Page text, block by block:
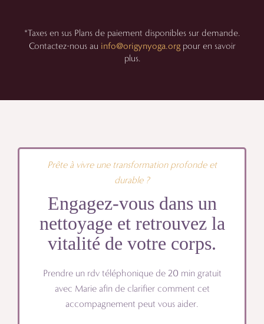
*Taxes en sus Plans de paiement disponibles sur demande.
Contactez-nous au info@origynyoga.orgpour en savoir
plus.
Prête à vivre une transformation profonde et
durable ?
Engagez-vous dans un
nettoyage et retrouvez la
vitalité de votre corps.
Prendre un rdv téléphonique de 20 min gratuit
avec Marie afin de clarifier comment cet
accompagnement peut vous aider.